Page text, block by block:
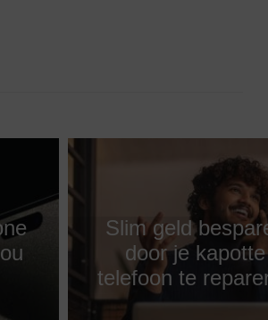
Slim geld
door je kapotte
telefoon te